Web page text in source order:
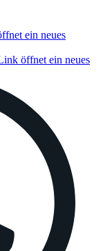
ein neues
öffnet ein neues